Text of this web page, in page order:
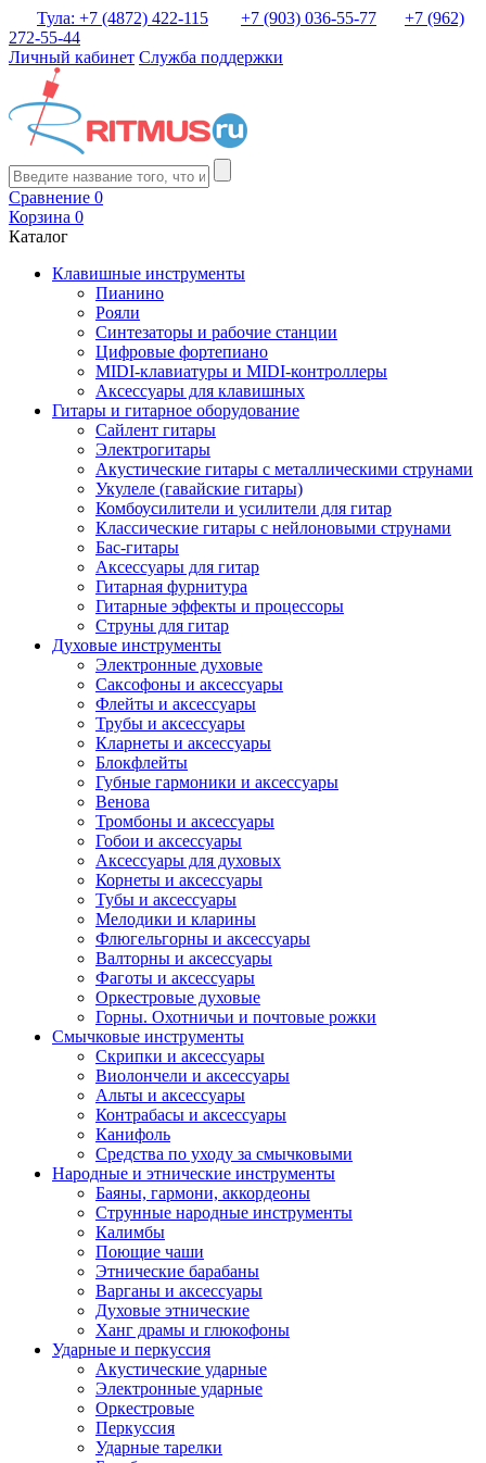
Тула: +7 (4872) 422-115 +7 (903) 036-55-77
+7 (962)
272-55-44
Личный кабинет Служба поддержки
Сравнение 0
Корзина 0
Каталог
Клавишные инструменты
Пианино
Рояли
Синтезаторы и рабочие станции
Цифровые фортепиано
MIDI-клавиатуры и MIDI-контроллеры
Аксессуары для клавишных
Гитары и гитарное оборудование
Сайлент гитары
Электрогитары
Акустические гитары с металлическими струнами
Укулеле (гавайские гитары)
Комбоусилители и усилители для гитар
Классические гитары с нейлоновыми струнами
Бас-гитары
Аксессуары для гитар
Гитарная фурнитура
Гитарные эффекты и процессоры
Струны для гитар
Духовые инструменты
Электронные духовые
Саксофоны и аксессуары
Флейты и аксессуары
Трубы и аксессуары
Кларнеты и аксессуары
Блокфлейты
Губные гармоники и аксессуары
Венова
Тромбоны и аксессуары
Гобои и аксессуары
Аксессуары для духовых
Корнеты и аксессуары
Тубы и аксессуары
Мелодики и кларины
Флюгельгорны и аксессуары
Валторны и аксессуары
Фаготы и аксессуары
Оркестровые духовые
Горны. Охотничьи и почтовые рожки
Смычковые инструменты
Скрипки и аксессуары
Виолончели и аксессуары
Альты и аксессуары
Контрабасы и аксессуары
Канифоль
Средства по уходу за смычковыми
Народные и этнические инструменты
Баяны, гармони, аккордеоны
Струнные народные инструменты
Калимбы
Поющие чаши
Этнические барабаны
Варганы и аксессуары
Духовые этнические
Ханг драмы и глюкофоны
Ударные и перкуссия
Акустические ударные
Электронные ударные
Оркестровые
Перкуссия
Ударные тарелки